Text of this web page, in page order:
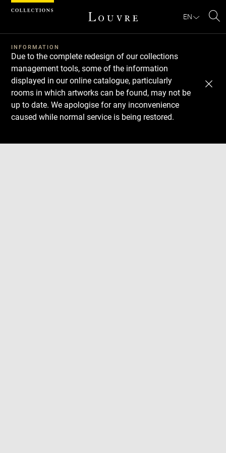
EN
INFORMATION
Due to the complete redesign of our collections
management tools, some of the information
displayed in our online catalogue, particularly
rooms in which artworks can be found, may not be
up to date. We apologise for any inconvenience
caused while normal service is being restored.
Download
Next
Previous
Cookies management panel